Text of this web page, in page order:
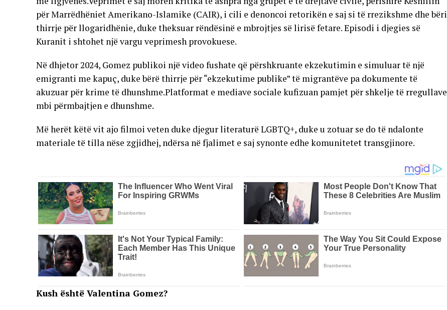
për Marrëdhëniet Amerikano-Islamike (CAIR), i cili e denoncoi retorikën e saj si të rrezikshme dhe bëri
thirrje për llogaridhënie, duke theksuar rëndësinë e mbrojtjes së lirisë fetare. Episodi i djegies së
Kuranit i shtohet një vargu veprimesh provokuese.
Në dhjetor 2024, Gomez publikoi një video fushate që përshkruante ekzekutimin e simuluar të një
emigranti me kapuç, duke bërë thirrje për “ekzekutime publike” të migrantëve pa dokumente të
akuzuar për krime të dhunshme.Platformat e mediave sociale kufizuan pamjet për shkelje të rregullave
mbi përmbajtjen e dhunshme.
Më herët këtë vit ajo filmoi veten duke djegur literaturë LGBTQ+, duke u zotuar se do të ndalonte
materiale të tilla nëse zgjidhej, ndërsa në fjalimet e saj synonte edhe komunitetet transgjinore.
Kush është Valentina Gomez?